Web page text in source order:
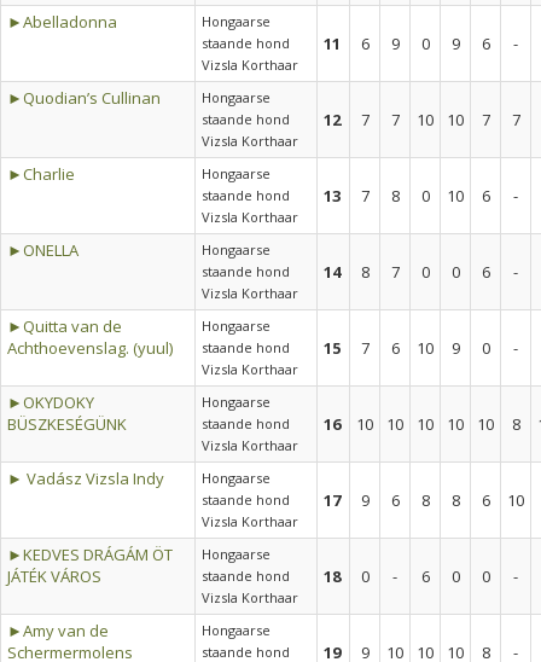
►Abelladonna
Hongaarse
staande hond
Vizsla Korthaar
11 6 9 0 9 6 -
►Quodian’s Cullinan
Hongaarse
staande hond
Vizsla Korthaar
12 7 7 10 10 7 7
►Charlie
Hongaarse
staande hond
Vizsla Korthaar
13 7 8 0 10 6 -
►ONELLA
Hongaarse
staande hond
Vizsla Korthaar
14 8 7 0 0 6 -
►Quitta van de
Achthoevenslag. (yuul)
Hongaarse
staande hond
Vizsla Korthaar
15 7 6 10 9 0 -
►OKYDOKY
BÜSZKESÉGÜNK
Hongaarse
staande hond
Vizsla Korthaar
16 10 10 10 10 10 8
► Vadász Vizsla Indy
Hongaarse
staande hond
Vizsla Korthaar
17 9 6 8 8 6 10
►KEDVES DRÁGÁM ÖT
JÁTÉK VÁROS
Hongaarse
staande hond
Vizsla Korthaar
18 0 - 6 0 0 -
►Amy van de
Schermermolens
Hongaarse
staande hond
19 9 10 10 10 8 -